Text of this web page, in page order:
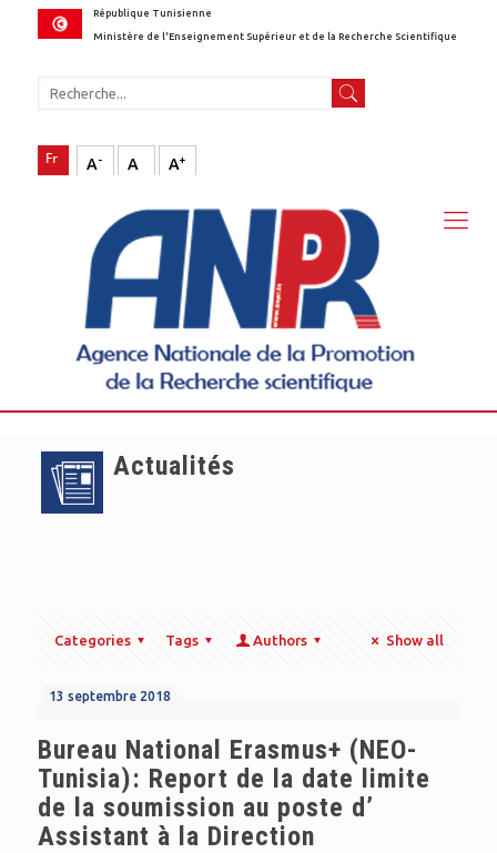
République Tunisienne
Ministère de l'Enseignement Supérieur et de la Recherche Scientifique
A- A A+
Actualités
Categories Tags Authors Show all
13 septembre 2018
Bureau National Erasmus+ (NEO-
Tunisia): Report de la date limite
de la soumission au poste d’
Assistant à la Direction